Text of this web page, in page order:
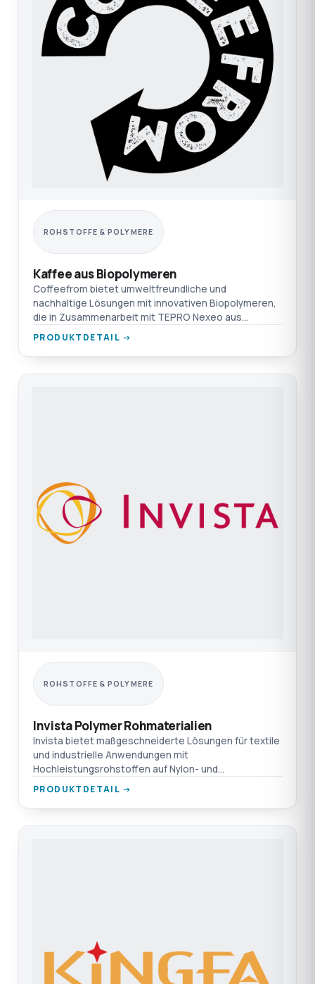
ROHSTOFFE & POLYMERE
Kaffee aus Biopolymeren
Coffeefrom bietet umweltfreundliche und
nachhaltige Lösungen mit innovativen Biopolymeren,
die in Zusammenarbeit mit TEPRO Nexeo aus
Kaffeepulpe hergestellt wer
PRODUKTDETAIL →
ROHSTOFFE & POLYMERE
Invista Polymer Rohmaterialien
Invista bietet maßgeschneiderte Lösungen für textile
und industrielle Anwendungen mit
Hochleistungsrohstoffen auf Nylon- und
Polyesterbasis. Entdecken Sie mehr
PRODUKTDETAIL →